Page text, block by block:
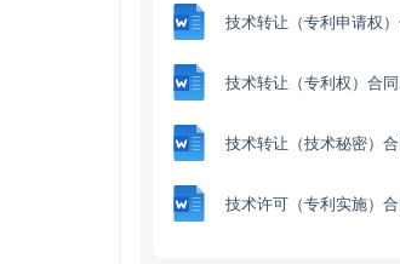
技术转让（专利申请权
技术转让（专利权）合
技术转让（技术秘密）
技术许可（专利实施）